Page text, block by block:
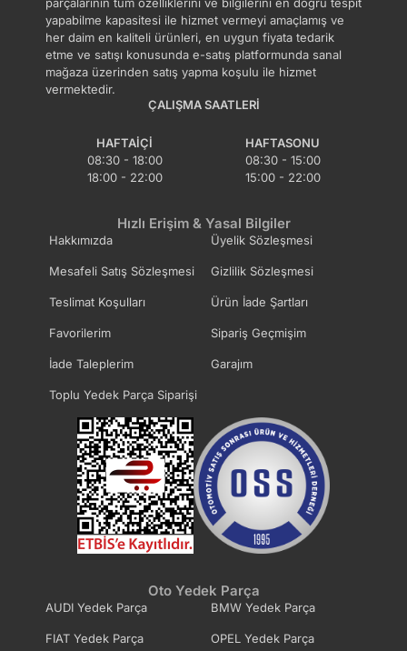
BUICK CADILLAC
PLYMOUTH ALPINA
ASTON MARTIN JEEP
MARUTI SMART
ZAZ OLDSMOBILE
LINCOLN
ARO LDV
CARBODIES FORD AUSTRALIA
METROCAB MINI
yapabilme kapasitesi ile hizmet vermeyi amaçlamış ve
her daim en kaliteli ürünleri, en uygun fiyata tedarik
etme ve satışı konusunda e-satış platformunda sanal
mağaza üzerinden satış yapma koşulu ile hizmet
vermektedir.
ÇALIŞMA SAATLERI
HAFTAIÇI
08:30 - 18:00
18:00 - 22:00
HAFTASONU
08:30 - 15:00
15:00 - 22:00
Hızlı Erişim & Yasal Bilgiler
Hakkımızda Üyelik Sözleşmesi
Mesafeli Satış Sözleşmesi Gizlilik Sözleşmesi
Teslimat Koşulları Ürün İade Şartları
Favorilerim Sipariş Geçmişim
İade Taleplerim Garajım
Toplu Yedek Parça Siparişi
Oto Yedek Parça
AUDI Yedek Parça BMW Yedek Parça
FIAT Yedek Parça OPEL Yedek Parça